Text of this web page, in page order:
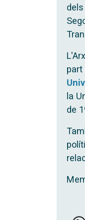
part
la
de